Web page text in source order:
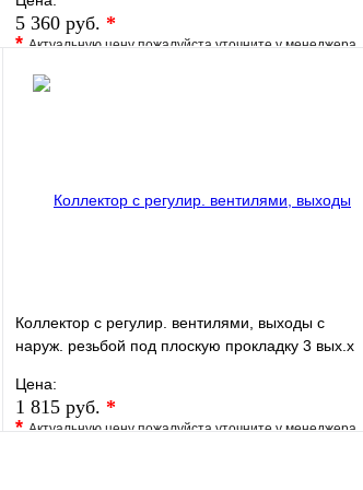
5 360 руб. *
*Актуальную цену пожалуйста уточните у менеджера
В избранное
Коллектор с регулир. вентилями, выходы с
наруж. резьбой под плоскую прокладку 3 вых.х
Цена:
1 815 руб. *
*Актуальную цену пожалуйста уточните у менеджера